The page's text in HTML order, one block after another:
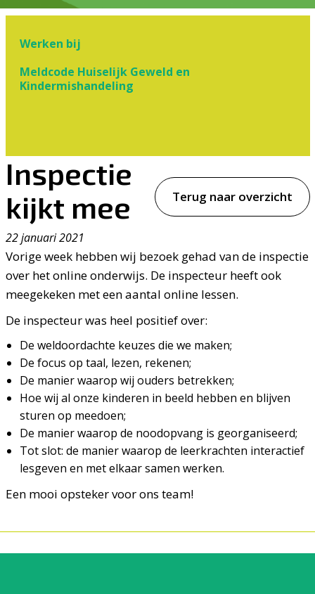
Werken bij
Meldcode Huiselijk Geweld en
Kindermishandeling
Terug naar overzicht
Inspectie
kijkt mee
22 januari 2021
Vorige week hebben wij bezoek gehad van de inspectie
over het online onderwijs. De inspecteur heeft ook
meegekeken met een aantal online lessen.
De inspecteur was heel positief over:
De weldoordachte keuzes die we maken;
De focus op taal, lezen, rekenen;
De manier waarop wij ouders betrekken;
Hoe wij al onze kinderen in beeld hebben en blijven
sturen op meedoen;
De manier waarop de noodopvang is georganiseerd;
Tot slot: de manier waarop de leerkrachten interactief
lesgeven en met elkaar samen werken.
Een mooi opsteker voor ons team!